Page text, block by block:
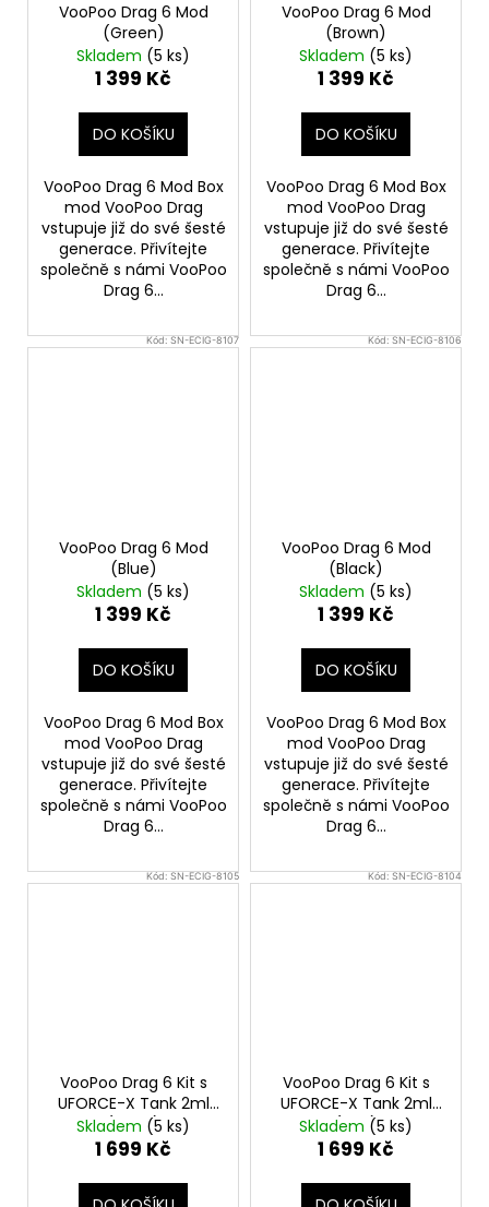
VooPoo Drag 6 Mod
(Green)
Skladem (5 ks)
1 399 Kč
DO KOŠÍKU
VooPoo Drag 6 Mod Box
mod VooPoo Drag
vstupuje již do své šesté
generace. Přivítejte
společně s námi VooPoo
Drag 6...
VooPoo Drag 6 Mod
(Brown)
Skladem (5 ks)
1 399 Kč
DO KOŠÍKU
VooPoo Drag 6 Mod Box
mod VooPoo Drag
vstupuje již do své šesté
generace. Přivítejte
společně s námi VooPoo
Drag 6...
Kód:SN-ECIG-8107
VooPoo Drag 6 Mod
(Blue)
Skladem (5 ks)
1 399 Kč
DO KOŠÍKU
VooPoo Drag 6 Mod Box
mod VooPoo Drag
vstupuje již do své šesté
generace. Přivítejte
společně s námi VooPoo
Drag 6...
Kód:SN-ECIG-8106
VooPoo Drag 6 Mod
(Black)
Skladem (5 ks)
1 399 Kč
DO KOŠÍKU
VooPoo Drag 6 Mod Box
mod VooPoo Drag
vstupuje již do své šesté
generace. Přivítejte
společně s námi VooPoo
Drag 6...
Kód:SN-ECIG-8105
VooPoo Drag 6 Kit s
UFORCE-X Tank 2ml
(Silver)
Skladem (5 ks)
1 699 Kč
Kód:SN-ECIG-8104
VooPoo Drag 6 Kit s
UFORCE-X Tank 2ml
(Red)
Skladem (5 ks)
1 699 Kč